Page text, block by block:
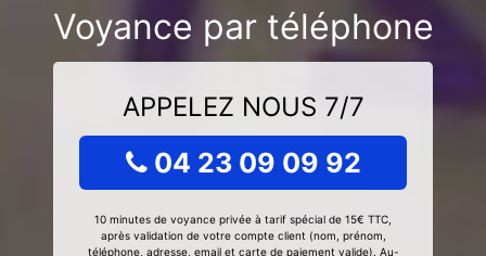
Voyance par téléphone
APPELEZ NOUS 7/7
04 23 09 09 92
10 minutes de voyance privée à tarif spécial de 15€ TTC,
après validation de votre compte client (nom, prénom,
téléphone, adresse, email et carte de paiement valide). Au-